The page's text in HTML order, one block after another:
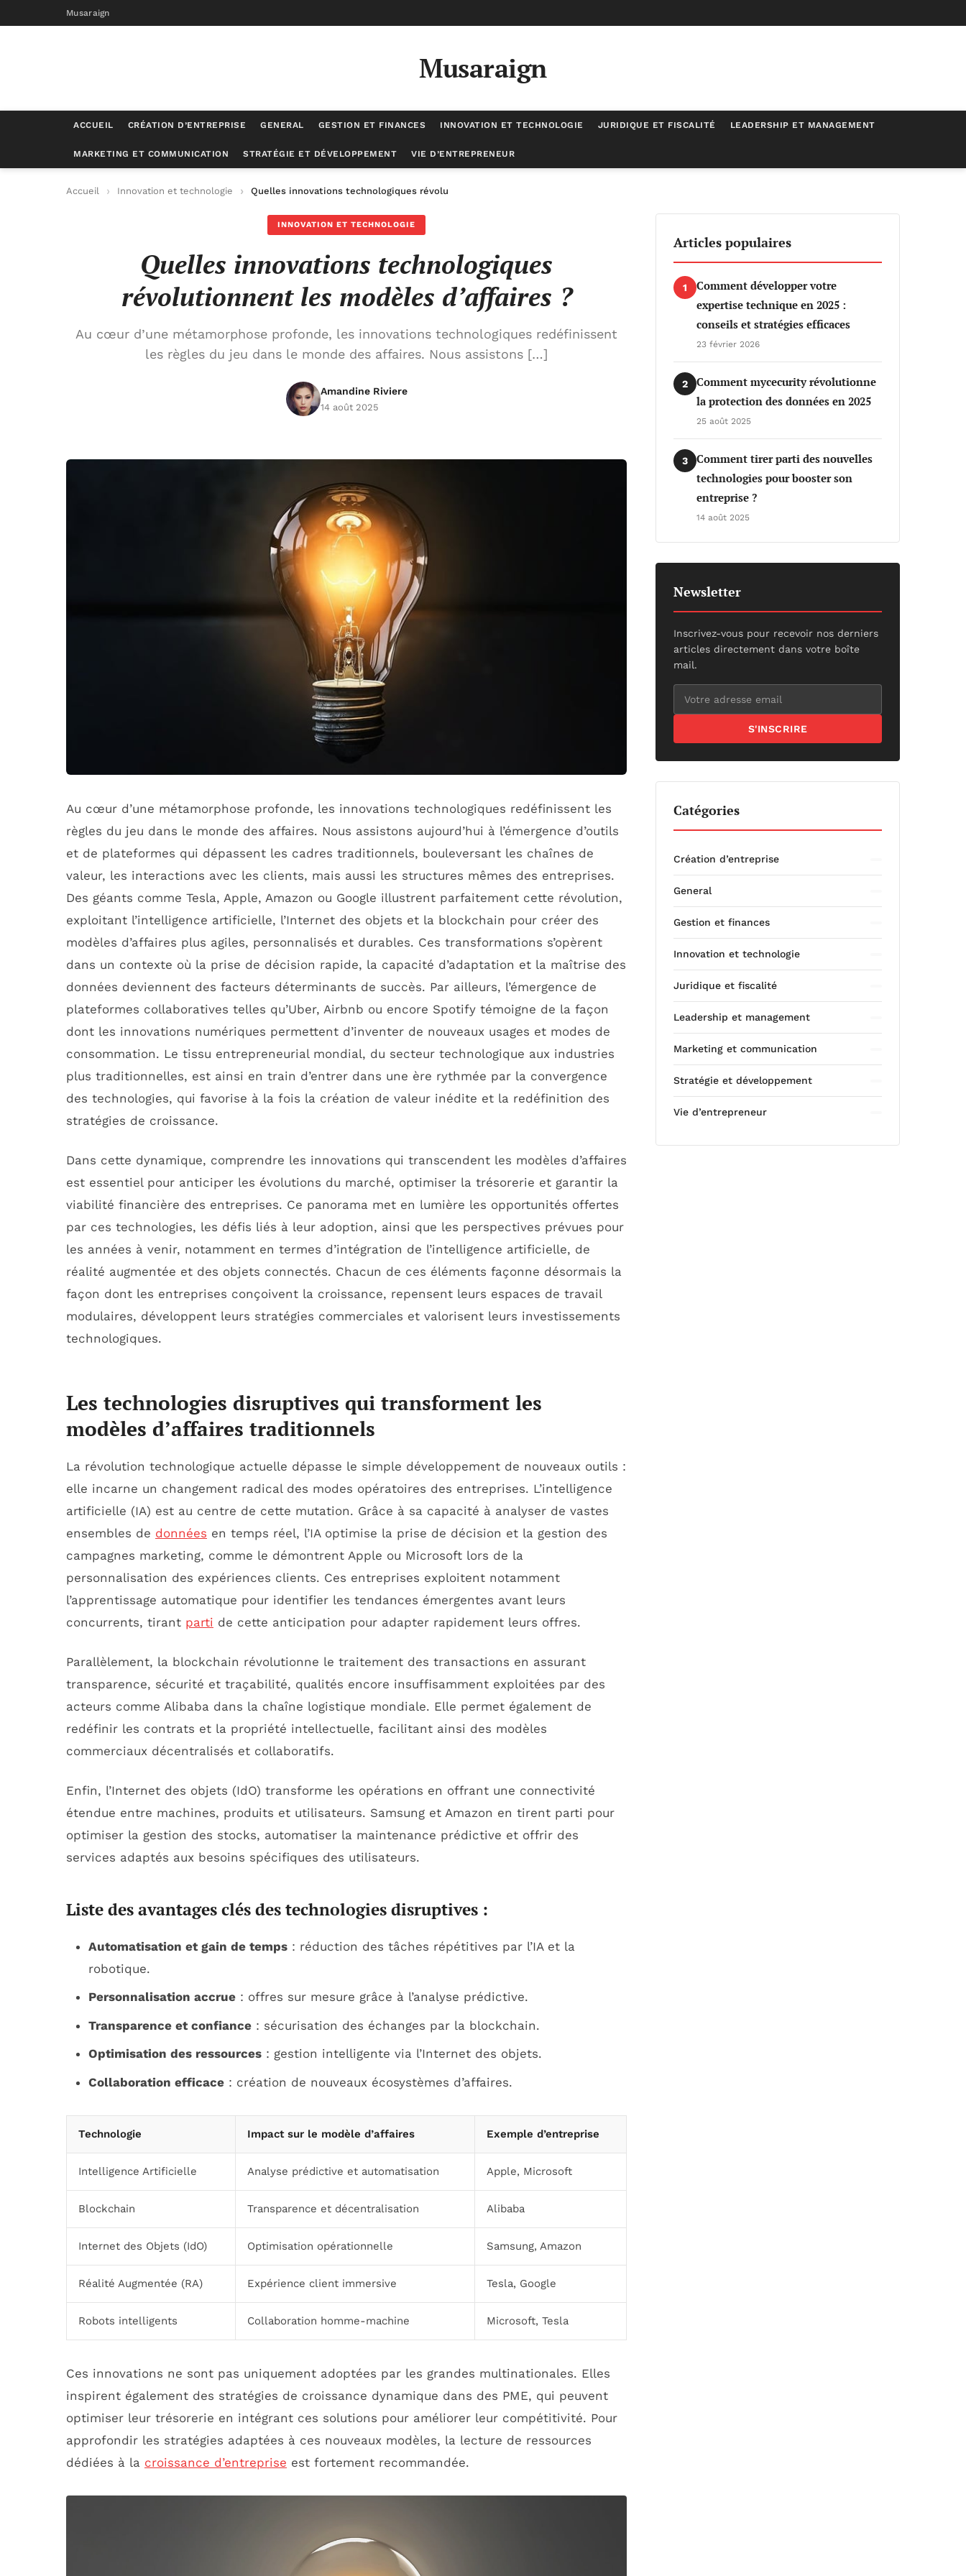
Musaraign
Musaraign
ACCUEIL CRÉATION D’ENTREPRISE GENERAL GESTION ET FINANCES INNOVATION ET TECHNOLOGIE JURIDIQUE ET FISCALITÉ LEADERSHIP ET MANAGEMENT
MARKETING ET COMMUNICATION STRATÉGIE ET DÉVELOPPEMENT VIE D’ENTREPRENEUR
Accueil Innovation et technologie Quelles innovations technologiques révolutionnent les modèles d’affaires ?
INNOVATION ET TECHNOLOGIE
Quelles innovations technologiques
révolutionnent les modèles d’affaires ?
Au cœur d’une métamorphose profonde, les innovations technologiques redéfinissent
les règles du jeu dans le monde des affaires. Nous assistons […]
Amandine Riviere
14 août 2025
Au cœur d’une métamorphose profonde, les innovations technologiques redéfinissent les
règles du jeu dans le monde des affaires. Nous assistons aujourd’hui à l’émergence d’outils
et de plateformes qui dépassent les cadres traditionnels, bouleversant les chaînes de
valeur, les interactions avec les clients, mais aussi les structures mêmes des entreprises.
Des géants comme Tesla, Apple, Amazon ou Google illustrent parfaitement cette révolution,
exploitant l’intelligence artificielle, l’Internet des objets et la blockchain pour créer des
modèles d’affaires plus agiles, personnalisés et durables. Ces transformations s’opèrent
dans un contexte où la prise de décision rapide, la capacité d’adaptation et la maîtrise des
données deviennent des facteurs déterminants de succès. Par ailleurs, l’émergence de
plateformes collaboratives telles qu’Uber, Airbnb ou encore Spotify témoigne de la façon
dont les innovations numériques permettent d’inventer de nouveaux usages et modes de
consommation. Le tissu entrepreneurial mondial, du secteur technologique aux industries
plus traditionnelles, est ainsi en train d’entrer dans une ère rythmée par la convergence
des technologies, qui favorise à la fois la création de valeur inédite et la redéfinition des
stratégies de croissance.
Dans cette dynamique, comprendre les innovations qui transcendent les modèles d’affaires
est essentiel pour anticiper les évolutions du marché, optimiser la trésorerie et garantir la
viabilité financière des entreprises. Ce panorama met en lumière les opportunités offertes
par ces technologies, les défis liés à leur adoption, ainsi que les perspectives prévues pour
les années à venir, notamment en termes d’intégration de l’intelligence artificielle, de
réalité augmentée et des objets connectés. Chacun de ces éléments façonne désormais la
façon dont les entreprises conçoivent la croissance, repensent leurs espaces de travail
modulaires, développent leurs stratégies commerciales et valorisent leurs investissements
technologiques.
Les technologies disruptives qui transforment les
modèles d’affaires traditionnels
La révolution technologique actuelle dépasse le simple développement de nouveaux outils :
elle incarne un changement radical des modes opératoires des entreprises. L’intelligence
artificielle (IA) est au centre de cette mutation. Grâce à sa capacité à analyser de vastes
ensembles de données en temps réel, l’IA optimise la prise de décision et la gestion des
campagnes marketing, comme le démontrent Apple ou Microsoft lors de la
personnalisation des expériences clients. Ces entreprises exploitent notamment
l’apprentissage automatique pour identifier les tendances émergentes avant leurs
concurrents, tirant parti de cette anticipation pour adapter rapidement leurs offres.
Parallèlement, la blockchain révolutionne le traitement des transactions en assurant
transparence, sécurité et traçabilité, qualités encore insuffisamment exploitées par des
acteurs comme Alibaba dans la chaîne logistique mondiale. Elle permet également de
redéfinir les contrats et la propriété intellectuelle, facilitant ainsi des modèles
commerciaux décentralisés et collaboratifs.
Enfin, l’Internet des objets (IdO) transforme les opérations en offrant une connectivité
étendue entre machines, produits et utilisateurs. Samsung et Amazon en tirent parti pour
optimiser la gestion des stocks, automatiser la maintenance prédictive et offrir des
services adaptés aux besoins spécifiques des utilisateurs.
Liste des avantages clés des technologies disruptives :
Automatisation et gain de temps: réduction des tâches répétitives par l’IA et la
robotique.
Personnalisation accrue: offres sur mesure grâce à l’analyse prédictive.
Transparence et confiance: sécurisation des échanges par la blockchain.
Optimisation des ressources: gestion intelligente via l’Internet des objets.
Collaboration efficace: création de nouveaux écosystèmes d’affaires.
Technologie Impact sur le modèle d’affaires Exemple d’entreprise
Intelligence Artificielle Analyse prédictive et automatisation Apple, Microsoft
Blockchain Transparence et décentralisation Alibaba
Internet des Objets (IdO) Optimisation opérationnelle Samsung, Amazon
Réalité Augmentée (RA) Expérience client immersive Tesla, Google
Robots intelligents Collaboration homme-machine Microsoft, Tesla
Ces innovations ne sont pas uniquement adoptées par les grandes multinationales. Elles
inspirent également des stratégies de croissance dynamique dans des PME, qui peuvent
optimiser leur trésorerie en intégrant ces solutions pour améliorer leur compétitivité. Pour
approfondir les stratégies adaptées à ces nouveaux modèles, la lecture de ressources
dédiées à la croissance d’entreprise est fortement recommandée.
Articles populaires
1
Comment développer votre
expertise technique en 2025 :
conseils et stratégies efficaces
23 février 2026
2
Comment mycecurity révolutionne
la protection des données en 2025
25 août 2025
3
Comment tirer parti des nouvelles
technologies pour booster son
entreprise ?
14 août 2025
Newsletter
Inscrivez-vous pour recevoir nos derniers
articles directement dans votre boîte
mail.
S'INSCRIRE
Catégories
Création d’entreprise
General
Gestion et finances
Innovation et technologie
Juridique et fiscalité
Leadership et management
Marketing et communication
Stratégie et développement
Vie d’entrepreneur